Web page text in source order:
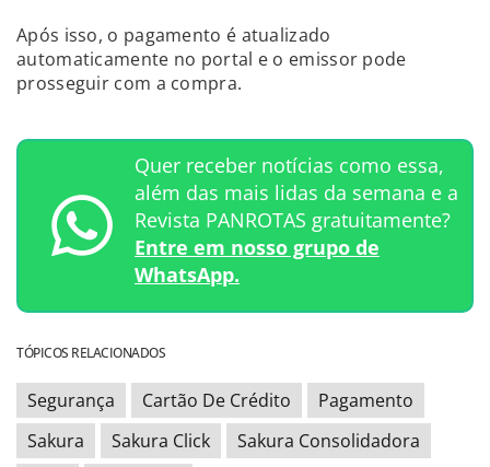
Após isso, o pagamento é atualizado
automaticamente no portal e o emissor pode
prosseguir com a compra.
Quer receber notícias como essa,
além das mais lidas da semana e a
Revista PANROTAS gratuitamente?
Entre em nosso grupo de
WhatsApp.
TÓPICOS RELACIONADOS
Segurança Cartão De Crédito
Pagamento
Sakura
Sakura Click Sakura Consolidadora